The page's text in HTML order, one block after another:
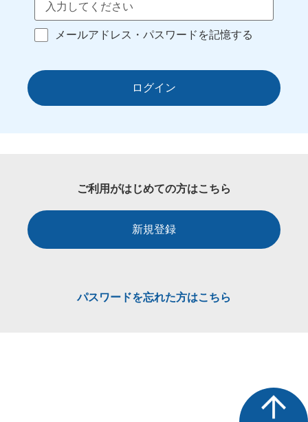
メールアドレス・パスワードを記憶する
ログイン
ご利用がはじめての方はこちら
新規登録
パスワードを忘れた方はこちら